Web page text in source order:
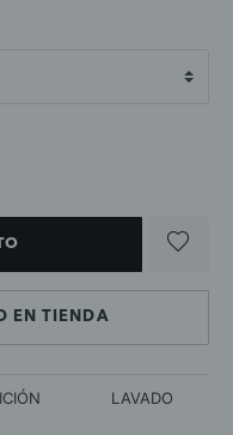
EN TIENDA
LAVADO